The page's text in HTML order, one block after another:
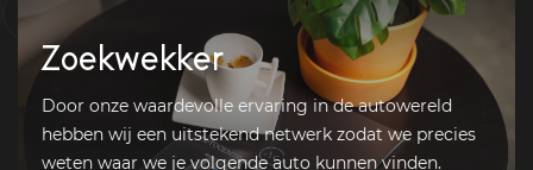
Zoekwekker
Door onze waardevolle ervaring in de autowereld
hebben wij een uitstekend netwerk zodat we precies
weten waar we je volgende auto kunnen vinden.